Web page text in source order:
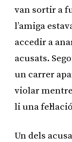
van sortir a
l’amiga
accedir a
acusats.
un carrer
violar
li una
Un dels